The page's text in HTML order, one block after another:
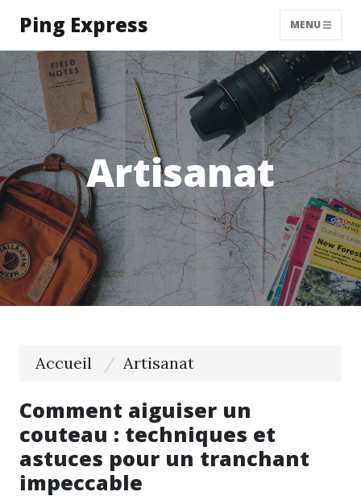
Ping Express MENU
Artisanat
Accueil Artisanat
Comment aiguiser un
couteau : techniques et
astuces pour un tranchant
impeccable